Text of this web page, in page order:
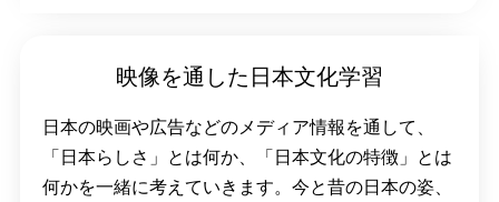
映像を通した日本文化学習
日本の映画や広告などのメディア情報を通して、
「日本らしさ」とは何か、「日本文化の特徴」とは
何かを一緒に考えていきます。今と昔の日本の姿、